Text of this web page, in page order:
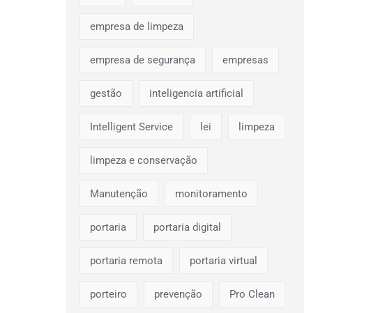
empresa de limpeza
empresa de segurança empresas
gestão inteligencia artificial
Intelligent Service lei limpeza
limpeza e conservação
Manutenção monitoramento
portaria portaria digital
portaria remota portaria virtual
porteiro prevenção Pro Clean